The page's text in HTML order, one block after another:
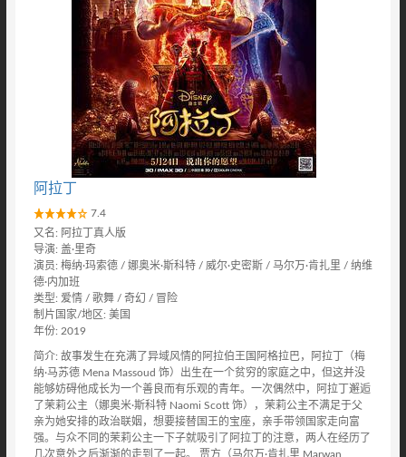
阿拉丁
7.4
又名: 阿拉丁真人版
导演: 盖·里奇
演员: 梅纳·玛索德 / 娜奥米·斯科特 / 威尔·史密斯 / 马尔万·肯扎里 / 纳维
德·内加班
类型: 爱情 / 歌舞 / 奇幻 / 冒险
制片国家/地区: 美国
年份: 2019
简介: 故事发生在充满了异域风情的阿拉伯王国阿格拉巴，阿拉丁（梅
纳·马苏德 Mena Massoud 饰）出生在一个贫穷的家庭之中，但这并没
能够妨碍他成长为一个善良而有乐观的青年。一次偶然中，阿拉丁邂逅
了茉莉公主（娜奥米·斯科特 Naomi Scott 饰），茉莉公主不满足于父
亲为她安排的政治联姻，想要接替国王的宝座，亲手带领国家走向富
强。与众不同的茉莉公主一下子就吸引了阿拉丁的注意，两人在经历了
几次意外之后渐渐的走到了一起。 贾方（马尔万·肯扎里 Marwan